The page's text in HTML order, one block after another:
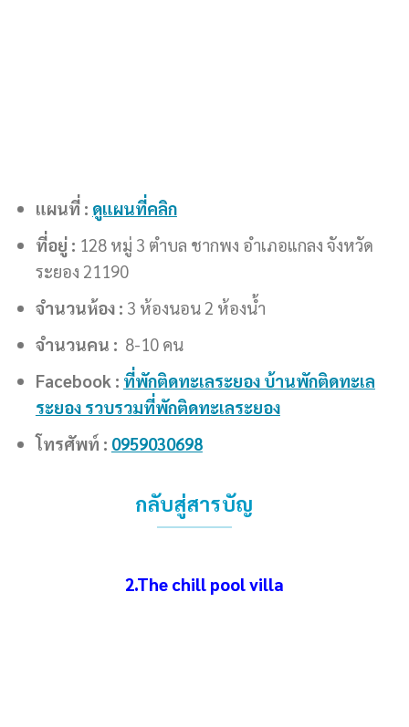
แผนที่ : ดูแผนที่คลิก
ที่อยู่ : 128 หมู่ 3 ตำบล ชากพง อำเภอแกลง จังหวัด
ระยอง 21190
จำนวนห้อง : 3 ห้องนอน 2 ห้องน้ำ
จำนวนคน : 8-10 คน
Facebook : ที่พักติดทะเลระยอง บ้านพักติดทะเล
ระยอง รวบรวมที่พักติดทะเลระยอง
โทรศัพท์ : 0959030698
กลับสู่สารบัญ
2.The chill pool villa